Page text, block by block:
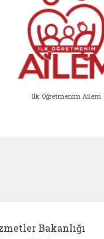
İlk Öğretmenim Ailem
Bakanlığı